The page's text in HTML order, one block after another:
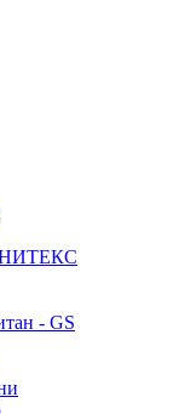
- GS